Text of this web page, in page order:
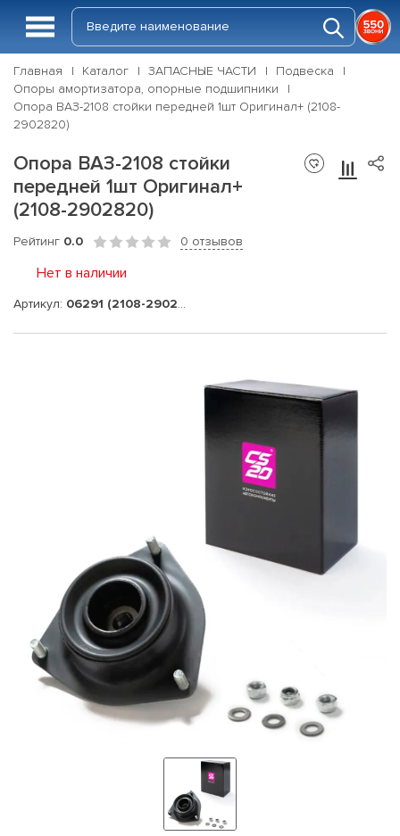
Главная Каталог ЗАПАСНЫЕ ЧАСТИ
Подвеска
Опоры амортизатора, опорные подшипники
Опора ВАЗ-2108 стойки передней 1шт Оригинал+ (2108-
2902820)
Опора ВАЗ-2108 стойки
передней 1шт Оригинал+
(2108-2902820)
Рейтинг 0.0 0 отзывов
Нет в наличии
Артикул: 06291 (2108-2902820)